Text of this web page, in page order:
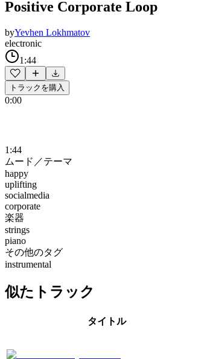
Positive Corporate Loop
byYevhen Lokhmatov
electronic
1:44
トラックを購入
0:00
1:44
ムード／テーマ
happy
uplifting
socialmedia
corporate
楽器
strings
piano
その他のタグ
instrumental
似たトラック
タイトル